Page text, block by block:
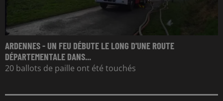
ARDENNES - UN FEU DÉBUTE LE LONG D'UNE ROUTE
DÉPARTEMENTALE DANS...
20 ballots de paille ont été touchés